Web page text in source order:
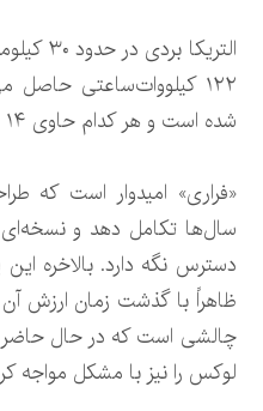
شده است و هر کدام حاوی ۱۴ سلول کیسه‌ای NMC هستند.
«فراری» امیدوار است که
سال‌ها تکامل دهد و نسخه‌ای
دسترس نگه دارد. بالاخره
ظاهراً با گذشت زمان ارزش
چالشی است که در حال حاضر
لوکس را نیز با مشکل مواجه